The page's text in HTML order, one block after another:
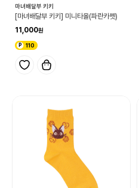
마녀배달부 키키
[마녀배달부 키키] 미니타올(파란카펫)
11,000
110